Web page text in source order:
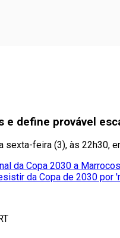
e define provável
sexta-feira (3), às 22h30,
da Copa 2030 a
da Copa de 2030 por